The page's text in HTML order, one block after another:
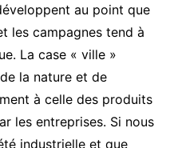
au point que
les campagnes tend à
La case « ville »
la nature et de
à celle des produits
les entreprises. Si nous
industrielle et que